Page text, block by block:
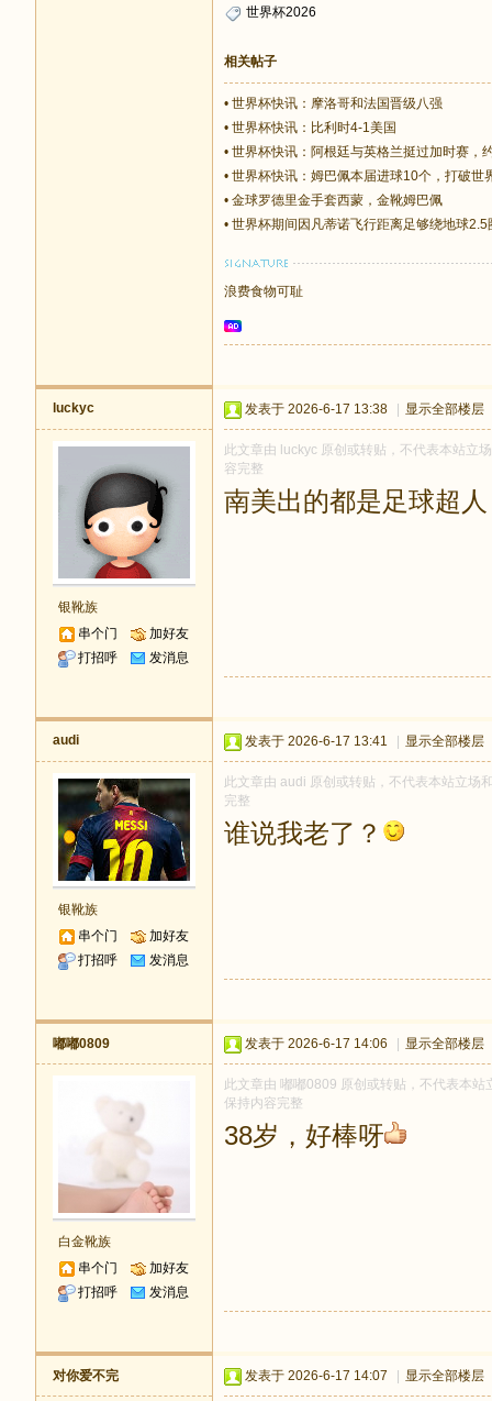
世界杯2026
相关帖子
• 世界杯快讯：摩洛哥和法国晋级八强
• 世界杯快讯：比利时4-1美国
• 世界杯快讯：阿根廷与英格兰挺过加时赛，
• 世界杯快讯：姆巴佩本届进球10个，打破世
• 金球罗德里金手套西蒙，金靴姆巴佩
• 世界杯期间因凡蒂诺飞行距离足够绕地球2.5
浪费食物可耻
luckyc
银靴族
串个门
加好友
打招呼
发消息
发表于 2026-6-17 13:38 显示全部楼层
此文章由 luckyc 原创或转贴，不代表本站立
容完整
南美出的都是足球超人
audi
银靴族
串个门
加好友
打招呼
发消息
发表于 2026-6-17 13:41 显示全部楼层
此文章由 audi 原创或转贴，不代表本站立场
完整
谁说我老了？
嘟嘟0809
白金靴族
串个门
加好友
打招呼
发消息
发表于 2026-6-17 14:06 显示全部楼层
此文章由 嘟嘟0809 原创或转贴，不代表本
保持内容完整
38岁，好棒呀
对你爱不完 发表于 2026-6-17 14:07 显示全部楼层